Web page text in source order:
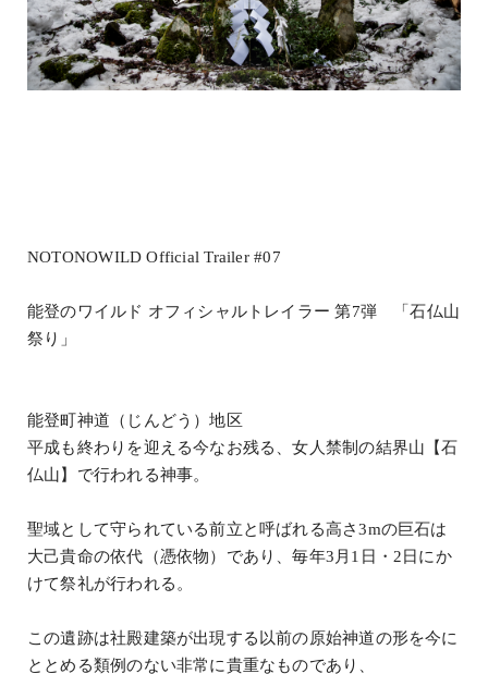
NOTONOWILD Official Trailer #07
能登のワイルド オフィシャルトレイラー 第7弾 「石仏山
祭り」
能登町神道（じんどう）地区
平成も終わりを迎える今なお残る、女人禁制の結界山【石
仏山】で行われる神事。
聖域として守られている前立と呼ばれる高さ3mの巨石は
大己貴命の依代（憑依物）であり、毎年3月1日・2日にか
けて祭礼が行われる。
この遺跡は社殿建築が出現する以前の原始神道の形を今に
ととめる類例のない非常に貴重なものであり、